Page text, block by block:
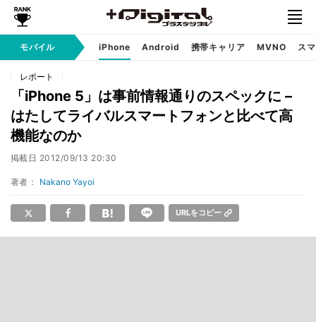
モバイル iPhone Android 携帯キャリア MVNO ス
レポート
「iPhone 5」は事前情報通りのスペックに –
はたしてライバルスマートフォンと比べて高
機能なのか
掲載日 2012/09/13 20:30
著者： Nakano Yayoi
URLをコピー